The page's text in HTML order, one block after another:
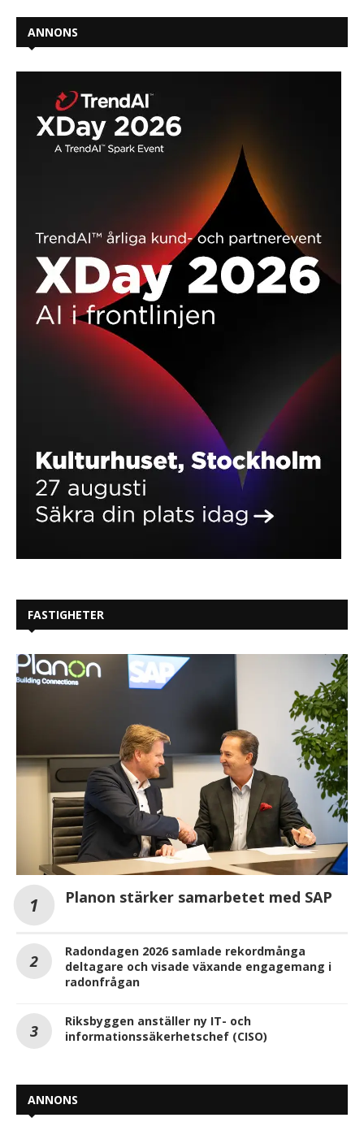
ANNONS
FASTIGHETER
Planon stärker samarbetet med SAP
Radondagen 2026 samlade rekordmånga
deltagare och visade växande engagemang i
radonfrågan
Riksbyggen anställer ny IT- och
informationssäkerhetschef (CISO)
ANNONS